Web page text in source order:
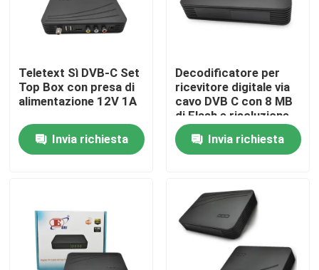
Fatory Tour
Controllo di qualità
Contattaci
Scatola superiore di set televisivo
Decoder di DVBC
Teletext Sì DVB-C Set
Top Box con presa di
alimentazione 12V 1A
Invia richiesta
Decodificatore per
ricevitore digitale via
cavo DVB C con 8 MB
di Flash e risoluzione
video 576i
Invia richiesta